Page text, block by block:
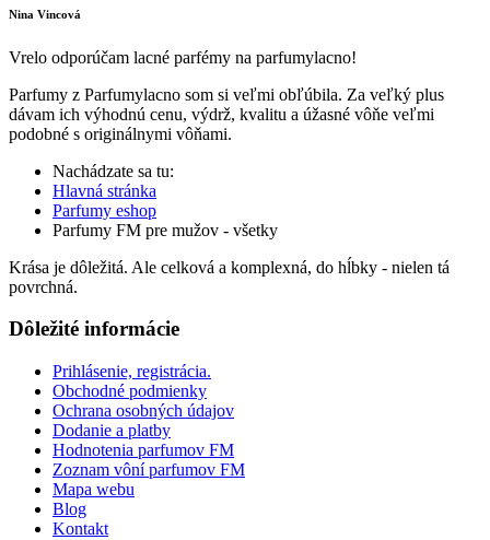
Nina Vincová
Vrelo odporúčam lacné parfémy na parfumylacno!
Parfumy z Parfumylacno som si veľmi obľúbila. Za veľký plus
dávam ich výhodnú cenu, výdrž, kvalitu a úžasné vôňe veľmi
podobné s originálnymi vôňami.
Nachádzate sa tu:
Hlavná stránka
Parfumy eshop
Parfumy FM pre mužov - všetky
Krása je dôležitá. Ale celková a komplexná, do hĺbky - nielen tá
povrchná.
Dôležité informácie
Prihlásenie, registrácia.
Obchodné podmienky
Ochrana osobných údajov
Dodanie a platby
Hodnotenia parfumov FM
Zoznam vôní parfumov FM
Mapa webu
Blog
Kontakt